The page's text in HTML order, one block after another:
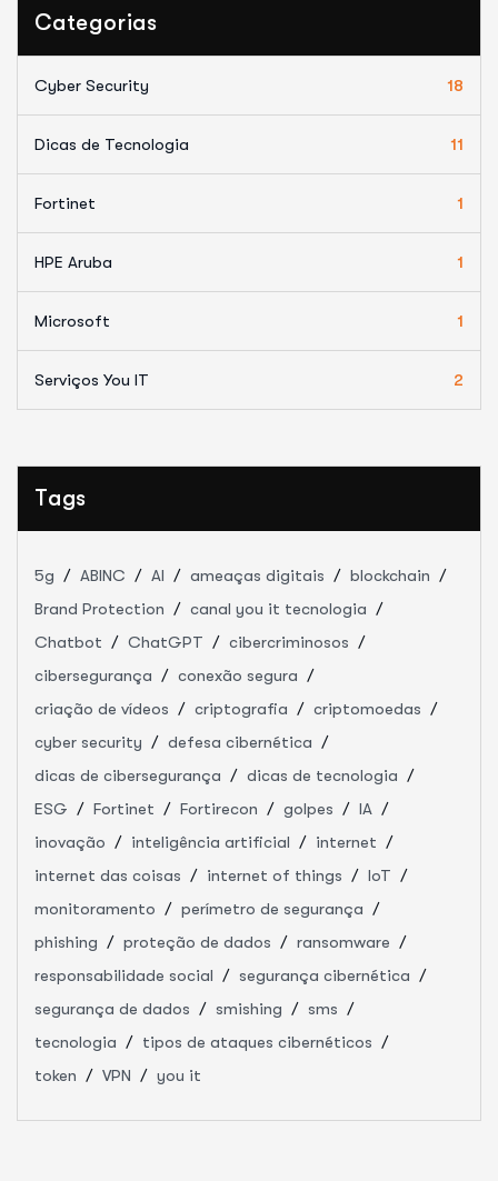
Categorias
Cyber Security 18
Dicas de Tecnologia 11
Fortinet 1
HPE Aruba 1
Microsoft 1
Serviços You IT 2
Tags
5g ABINC AI ameaças digitais
blockchain
Brand Protection
canal you it tecnologia
Chatbot
ChatGPT
cibercriminosos
cibersegurança
conexão segura
criação de vídeos
criptografia
criptomoedas
cyber security
defesa cibernética
dicas de cibersegurança
dicas de tecnologia
ESG
Fortinet Fortirecon golpes
IA
inovação
inteligência artificial
internet
internet das coisas
internet of things
IoT
monitoramento
perímetro de segurança
phishing
proteção de dados
ransomware
responsabilidade social
segurança cibernética
segurança de dados
smishing
sms
tecnologia
tipos de ataques cibernéticos
token
VPN you it